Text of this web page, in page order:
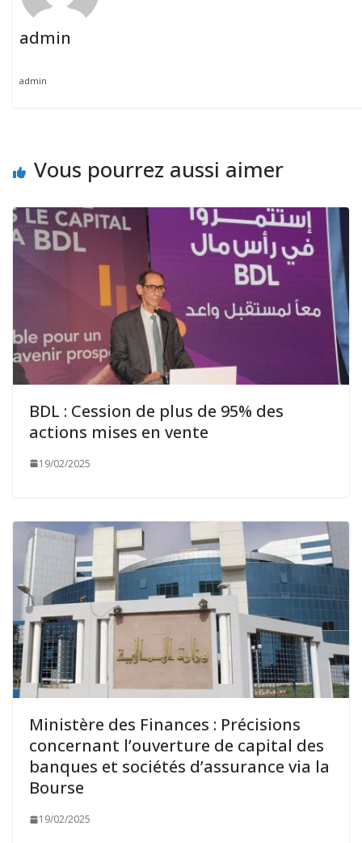
admin
admin
Vous pourrez aussi aimer
BDL : Cession de plus de 95% des
actions mises en vente
19/02/2025
Ministère des Finances : Précisions
concernant l’ouverture de capital des
banques et sociétés d’assurance via la
Bourse
19/02/2025